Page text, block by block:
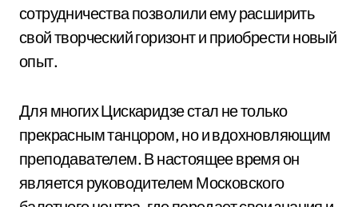
сотрудничества позволили ему расширить
свой творческий горизонт и приобрести новый
опыт.
Для многих Цискаридзе стал не только
прекрасным танцором, но и вдохновляющим
преподавателем. В настоящее время он
является руководителем Московского